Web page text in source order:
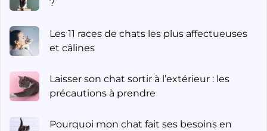
?
Les 11 races de chats les plus affectueuses
et câlines
Laisser son chat sortir à l’extérieur : les
précautions à prendre
Pourquoi mon chat fait ses besoins en